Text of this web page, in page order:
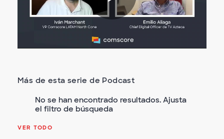
Vídeo
Más de esta serie de Podcast
No se han encontrado resultados. Ajusta
el filtro de búsqueda
VER TODO